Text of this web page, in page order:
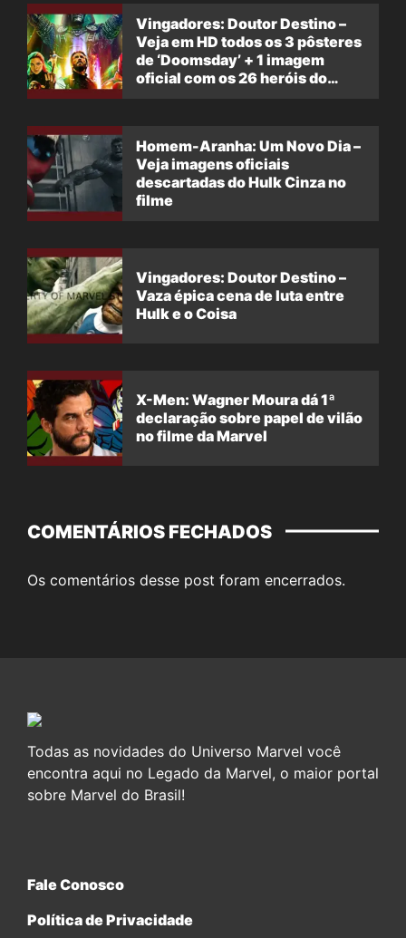
Vingadores: Doutor Destino –
Veja em HD todos os 3 pôsteres
de ‘Doomsday’ + 1 imagem
oficial com os 26 heróis do
Homem-Aranha: Um Novo Dia –
Veja imagens oficiais
descartadas do Hulk Cinza no
filme
Vingadores: Doutor Destino –
Vaza épica cena de luta entre
Hulk e o Coisa
X-Men: Wagner Moura dá 1ª
declaração sobre papel de vilão
no filme da Marvel
COMENTÁRIOS FECHADOS
Os comentários desse post foram encerrados.
Todas as novidades do Universo Marvel você
encontra aqui no Legado da Marvel, o maior portal
sobre Marvel do Brasil!
Fale Conosco
Política de Privacidade